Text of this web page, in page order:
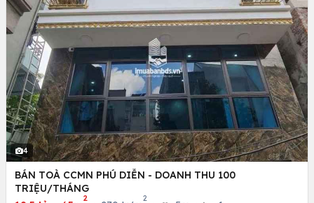
4
BÁN TOÀ CCMN PHÚ DIỄN - DOANH THU 100
TRIỆU/THÁNG
2 2